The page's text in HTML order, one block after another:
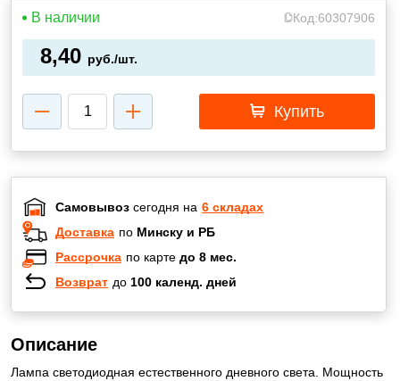
В наличии Код:60307906
8,40 руб./шт.
Купить
Самовывоз сегодня на 6 складах
Доставка по Минску и РБ
Рассрочка по карте до 8 мес.
Возврат до 100 календ. дней
Описание
Лампа светодиодная естественного дневного света. Мощность